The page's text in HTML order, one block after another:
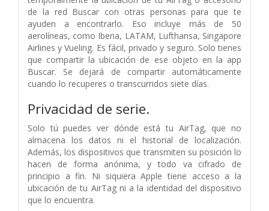
de la red Buscar con otras personas para que te
ayuden a encontrarlo. Eso incluye más de 50
aerolíneas, como Iberia, LATAM, Lufthansa, Singapore
Airlines y Vueling. Es fácil, privado y seguro. Solo tienes
que compartir la ubicación de ese objeto en la app
Buscar. Se dejará de compartir automáticamente
cuando lo recuperes o transcurridos siete días.
Privacidad de serie.
Solo tú puedes ver dónde está tu AirTag, que no
almacena los datos ni el historial de localización.
Además, los dispositivos que transmiten su posición lo
hacen de forma anónima, y todo va cifrado de
principio a fin. Ni siquiera Apple tiene acceso a la
ubicación de tu AirTag ni a la identidad del dispositivo
que lo encuentra.